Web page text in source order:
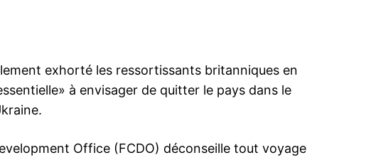
exhorté les ressortissants britanniques en
à envisager de quitter le pays dans le
Office (FCDO) déconseille tout voyage